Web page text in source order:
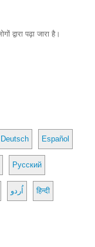
पढ़ा जारा है।
Deutsch Español
Русский
اُردو हिन्दी